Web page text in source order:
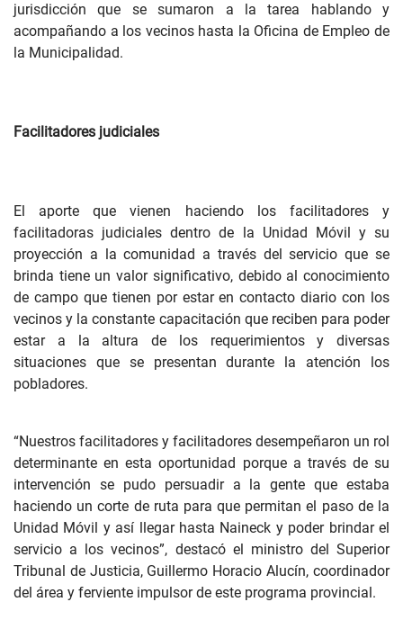
jurisdicción que se sumaron a la tarea hablando y
acompañando a los vecinos hasta la Oficina de Empleo de
la Municipalidad.
Facilitadores judiciales
El aporte que vienen haciendo los facilitadores y
facilitadoras judiciales dentro de la Unidad Móvil y su
proyección a la comunidad a través del servicio que se
brinda tiene un valor significativo, debido al conocimiento
de campo que tienen por estar en contacto diario con los
vecinos y la constante capacitación que reciben para poder
estar a la altura de los requerimientos y diversas
situaciones que se presentan durante la atención los
pobladores.
“Nuestros facilitadores y facilitadores desempeñaron un rol
determinante en esta oportunidad porque a través de su
intervención se pudo persuadir a la gente que estaba
haciendo un corte de ruta para que permitan el paso de la
Unidad Móvil y así llegar hasta Naineck y poder brindar el
servicio a los vecinos”, destacó el ministro del Superior
Tribunal de Justicia, Guillermo Horacio Alucín, coordinador
del área y ferviente impulsor de este programa provincial.